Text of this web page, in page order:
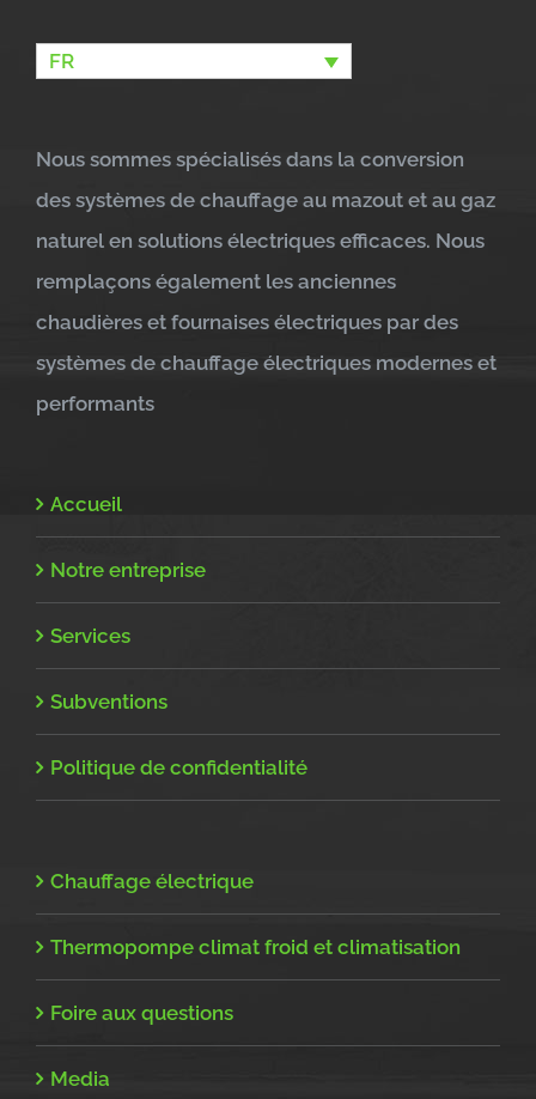
FR
Nous sommes spécialisés dans la conversion
des systèmes de chauffage au mazout et au gaz
naturel en solutions électriques efficaces. Nous
remplaçons également les anciennes
chaudières et fournaises électriques par des
systèmes de chauffage électriques modernes et
performants
Accueil
Notre entreprise
Services
Subventions
Politique de confidentialité
Chauffage électrique
Thermopompe climat froid et climatisation
Foire aux questions
Media